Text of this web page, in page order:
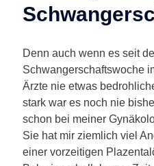
Denn auch wenn es seit
Schwangerschaftswoche
Ärzte nie etwas
stark war es noch nie
schon bei meiner
Sie hat mir ziemlich viel
einer vorzeitigen